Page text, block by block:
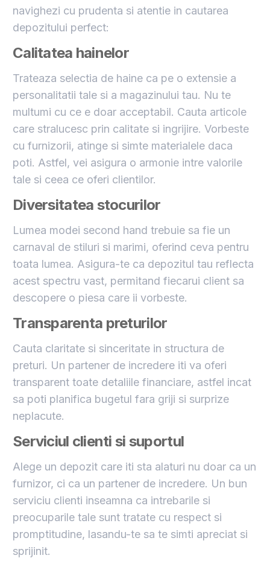
navighezi cu prudenta si atentie in cautarea
depozitului perfect:
Calitatea hainelor
Trateaza selectia de haine ca pe o extensie a
personalitatii tale si a magazinului tau. Nu te
multumi cu ce e doar acceptabil. Cauta articole
care stralucesc prin calitate si ingrijire. Vorbeste
cu furnizorii, atinge si simte materialele daca
poti. Astfel, vei asigura o armonie intre valorile
tale si ceea ce oferi clientilor.
Diversitatea stocurilor
Lumea modei second hand trebuie sa fie un
carnaval de stiluri si marimi, oferind ceva pentru
toata lumea. Asigura-te ca depozitul tau reflecta
acest spectru vast, permitand fiecarui client sa
descopere o piesa care ii vorbeste.
Transparenta preturilor
Cauta claritate si sinceritate in structura de
preturi. Un partener de incredere iti va oferi
transparent toate detaliile financiare, astfel incat
sa poti planifica bugetul fara griji si surprize
neplacute.
Serviciul clienti si suportul
Alege un depozit care iti sta alaturi nu doar ca un
furnizor, ci ca un partener de incredere. Un bun
serviciu clienti inseamna ca intrebarile si
preocuparile tale sunt tratate cu respect si
promptitudine, lasandu-te sa te simti apreciat si
sprijinit.